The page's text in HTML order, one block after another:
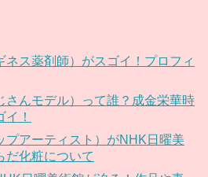
ネス薬剤師）がスゴイ！プロフィ
さんモデル）って誰？成金栄華時
！
プアーティスト）がNHK日曜美
だ化粧について